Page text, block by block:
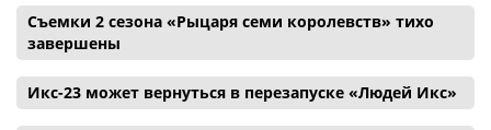
Съемки 2 сезона «Рыцаря семи королевств» тихо
завершены
Икс-23 может вернуться в перезапуске «Людей Икс»